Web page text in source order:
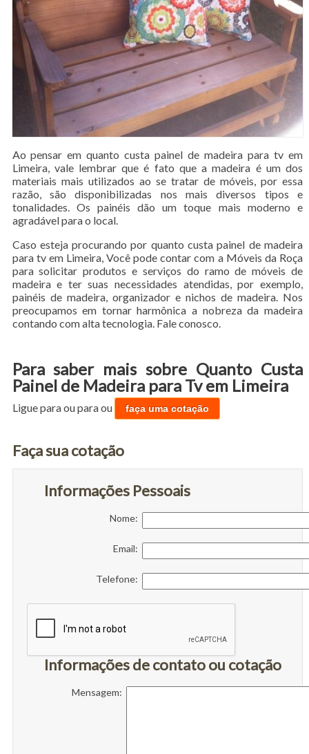
Ao pensar em quanto custa painel de madeira para tv em
Limeira, vale lembrar que é fato que a madeira é um dos
materiais mais utilizados ao se tratar de móveis, por essa
razão, são disponibilizadas nos mais diversos tipos e
tonalidades. Os painéis dão um toque mais moderno e
agradável para o local.
Caso esteja procurando por quanto custa painel de madeira
para tv em Limeira, Você pode contar com a Móveis da Roça
para solicitar produtos e serviços do ramo de móveis de
madeira e ter suas necessidades atendidas, por exemplo,
painéis de madeira, organizador e nichos de madeira. Nos
preocupamos em tornar harmônica a nobreza da madeira
contando com alta tecnologia. Fale conosco.
Para saber mais sobre Quanto Custa
Painel de Madeira para Tv em Limeira
Ligue paraou paraou faça uma cotação
Faça sua cotação
Informações Pessoais
Nome:
Email:
Telefone:
Informações de contato ou cotação
Mensagem: